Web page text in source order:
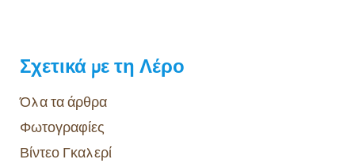
Σχετικά με τη Λέρο
Όλα τα άρθρα
Φωτογραφίες
Βίντεο Γκαλερί